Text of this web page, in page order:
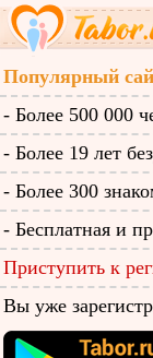
Популярный
- Более 500 000
- Более 19 лет
- Более 300
- Бесплатная и
Приступить к
Вы уже